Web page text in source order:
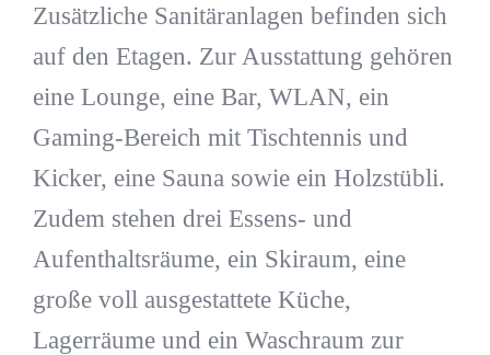
Zusätzliche Sanitäranlagen befinden sich
auf den Etagen. Zur Ausstattung gehören
eine Lounge, eine Bar, WLAN, ein
Gaming-Bereich mit Tischtennis und
Kicker, eine Sauna sowie ein Holzstübli.
Zudem stehen drei Essens- und
Aufenthaltsräume, ein Skiraum, eine
große voll ausgestattete Küche,
Lagerräume und ein Waschraum zur